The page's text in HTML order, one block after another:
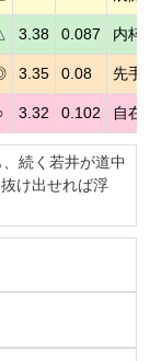
3.38 0.087 内枠
3.35 0.08 先手
3.32 0.102 自在
続く若井が道中
け出せれば浮